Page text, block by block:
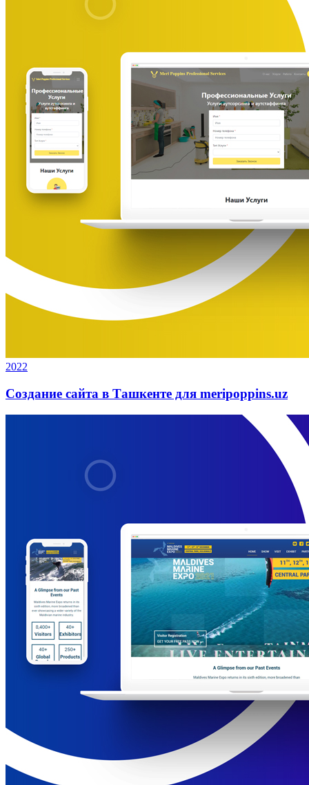
2022
Создание сайта в Ташкенте для meripoppins.uz